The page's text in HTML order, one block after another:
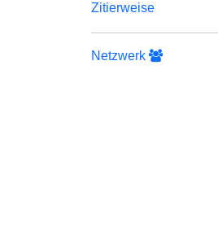
Zitierweise
Netzwerk